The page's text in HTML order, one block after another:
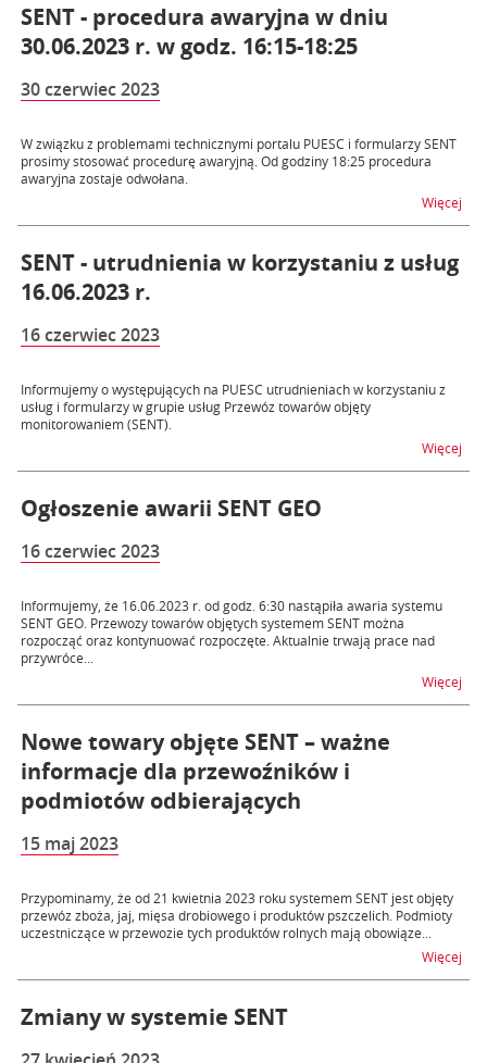
SENT - procedura awaryjna w dniu
30.06.2023 r. w godz. 16:15-18:25
30 czerwiec 2023
W związku z problemami technicznymi portalu PUESC i formularzy SENT
prosimy stosować procedurę awaryjną. Od godziny 18:25 procedura
awaryjna zostaje odwołana.
Więcej
SENT - utrudnienia w korzystaniu z usług
16.06.2023 r.
16 czerwiec 2023
Informujemy o występujących na PUESC utrudnieniach w korzystaniu z
usług i formularzy w grupie usług Przewóz towarów objęty
monitorowaniem (SENT).
Więcej
Ogłoszenie awarii SENT GEO
16 czerwiec 2023
Informujemy, że 16.06.2023 r. od godz. 6:30 nastąpiła awaria systemu
SENT GEO. Przewozy towarów objętych systemem SENT można
rozpocząć oraz kontynuować rozpoczęte. Aktualnie trwają prace nad
przywróce...
Więcej
Nowe towary objęte SENT – ważne
informacje dla przewoźników i
podmiotów odbierających
15 maj 2023
Przypominamy, że od 21 kwietnia 2023 roku systemem SENT jest objęty
przewóz zboża, jaj, mięsa drobiowego i produktów pszczelich. Podmioty
uczestniczące w przewozie tych produktów rolnych mają obowiąze...
Więcej
Zmiany w systemie SENT